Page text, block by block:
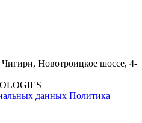
Новотроицкое шоссе, 4-
данных Политика